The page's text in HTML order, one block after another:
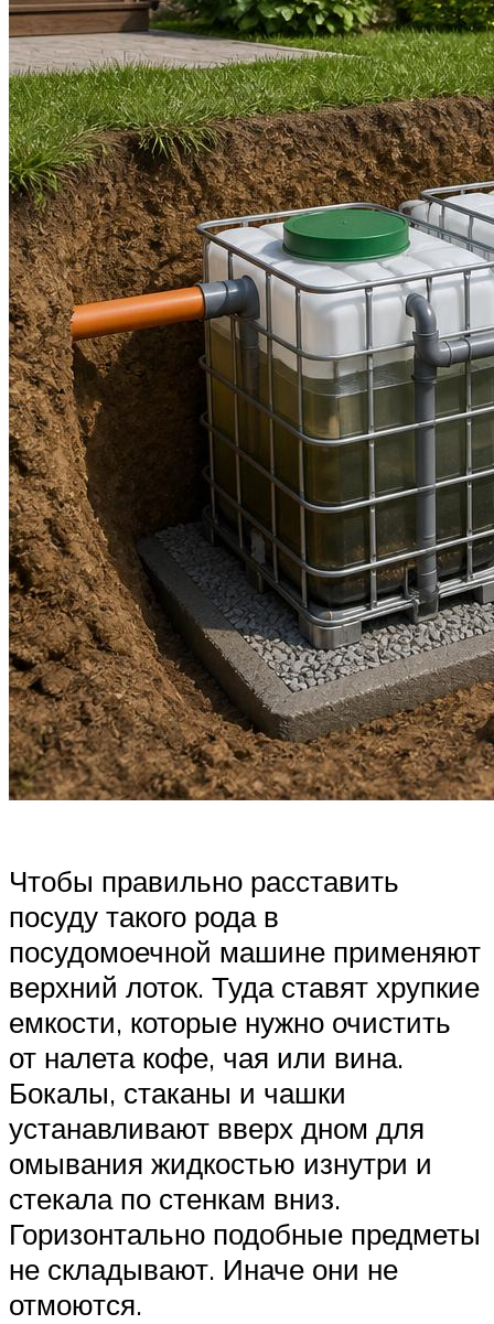
Чтобы правильно расставить
посуду такого рода в
посудомоечной машине применяют
верхний лоток. Туда ставят хрупкие
емкости, которые нужно очистить
от налета кофе, чая или вина.
Бокалы, стаканы и чашки
устанавливают вверх дном для
омывания жидкостью изнутри и
стекала по стенкам вниз.
Горизонтально подобные предметы
не складывают. Иначе они не
отмоются.